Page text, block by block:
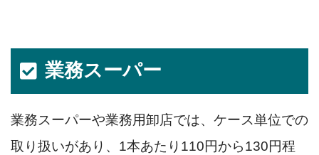
業務スーパー
業務スーパーや業務用卸店では、ケース単位での
取り扱いがあり、1本あたり110円から130円程